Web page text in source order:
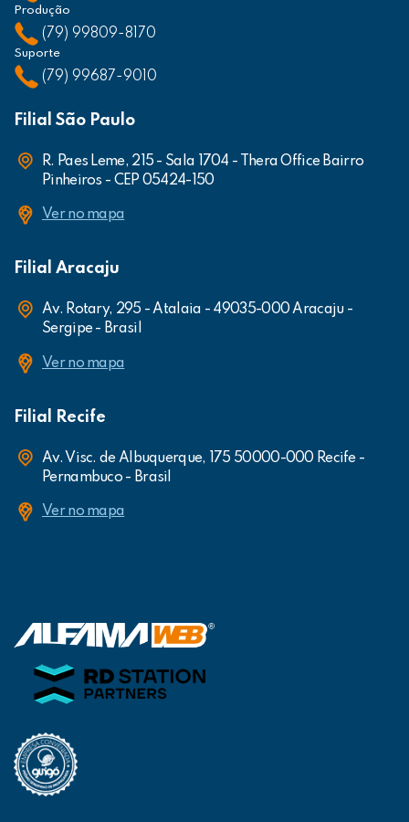
Produção
(79) 99809-8170
Suporte
(79) 99687-9010
Filial São Paulo
R. Paes Leme, 215 - Sala 1704 - Thera Office Bairro
Pinheiros - CEP 05424-150
Ver no mapa
Filial Aracaju
Av. Rotary, 295 - Atalaia - 49035-000 Aracaju -
Sergipe - Brasil
Ver no mapa
Filial Recife
Av. Visc. de Albuquerque, 175 50000-000 Recife -
Pernambuco - Brasil
Ver no mapa